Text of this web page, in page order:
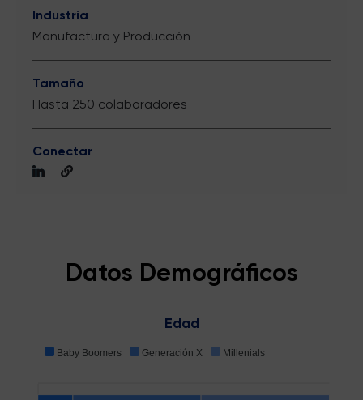
Industria
Manufactura y Producción
Tamaño
Hasta 250 colaboradores
Conectar
Datos Demográficos
Edad
Baby Boomers Generación X Millenials